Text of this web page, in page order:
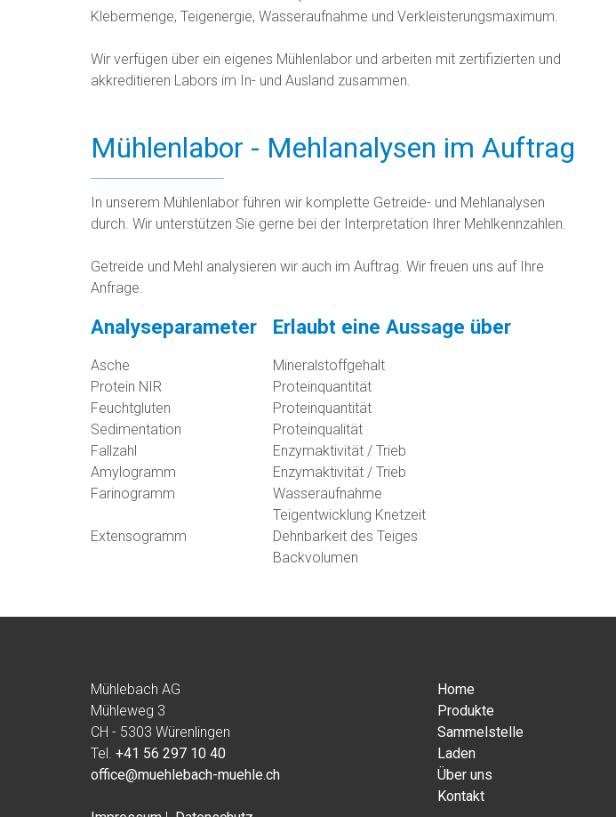
Klebermenge, Teigenergie, Wasseraufnahme und Verkleisterungsmaximum.
Wir verfügen über ein eigenes Mühlenlabor und arbeiten mit zertifizierten und
akkreditieren Labors im In- und Ausland zusammen.
Mühlenlabor - Mehlanalysen im Auftrag
In unserem Mühlenlabor führen wir komplette Getreide- und Mehlanalysen
durch. Wir unterstützen Sie gerne bei der Interpretation Ihrer Mehlkennzahlen.
Getreide und Mehl analysieren wir auch im Auftrag. Wir freuen uns auf Ihre
Anfrage.
Analyseparameter Erlaubt eine Aussage über
Asche
Mineralstoffgehalt
Protein NIR
Proteinquantität
Feuchtgluten
Proteinquantität
Sedimentation
Proteinqualität
Fallzahl
Enzymaktivität / Trieb
Amylogramm
Enzymaktivität / Trieb
Farinogramm
Wasseraufnahme
Teigentwicklung Knetzeit
Extensogramm
Dehnbarkeit des Teiges
Backvolumen
Mühlebach AG
Mühleweg 3
CH - 5303 Würenlingen
Tel. +41 56 297 10 40
office@muehlebach-muehle.ch
Home
Produkte
Sammelstelle
Laden
Über uns
Kontakt